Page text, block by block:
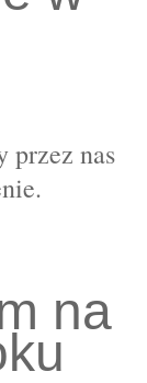
przez nas
na